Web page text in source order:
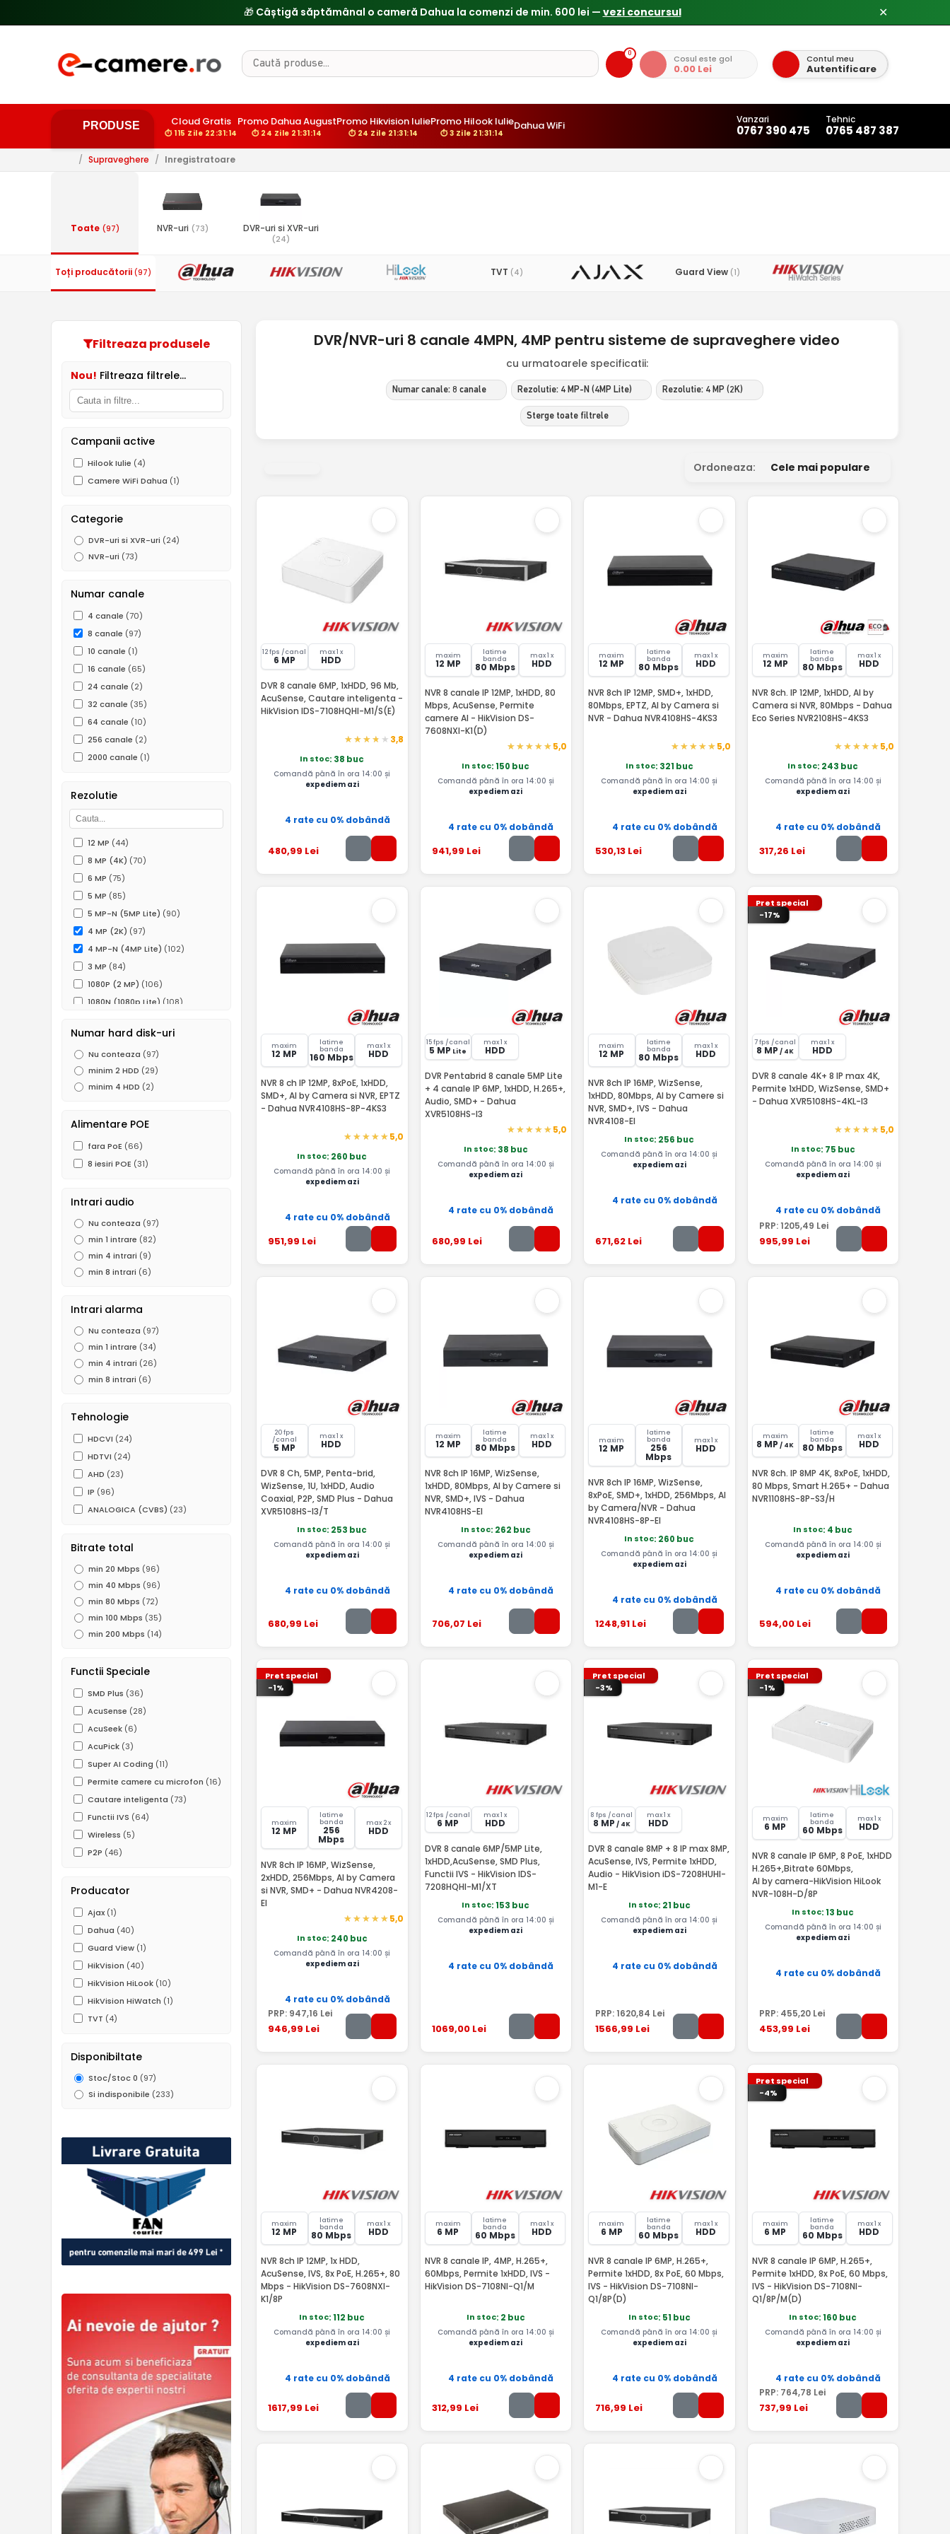
✕
0 Cosul este gol
0.00 Lei
Contul meu
Autentificare
PRODUSE Cloud Gratis
⏱ 115 Zile 22:31:13
Promo Dahua August
⏱ 24 Zile 21:31:13
Promo Hikvision Iulie
⏱ 24 Zile 21:31:13
Promo Hilook Iulie
⏱ 3 Zile 21:31:13
Dahua WiFi Vanzari
0767 390 475
Tehnic
0765 487 387
/ Supraveghere / Inregistratoare
Toate (97) NVR-uri (73) DVR-uri si XVR-uri
(24)
Toți producătorii (97) TVT (4) Guard View (1)
Filtreaza produsele
Nou! Filtreaza filtrele...
Campanii active
Hilook Iulie (4)
Camere WiFi Dahua (1)
Categorie
DVR-uri si XVR-uri (24)
NVR-uri (73)
Numar canale
4 canale (70)
8 canale (97)
10 canale (1)
16 canale (65)
24 canale (2)
32 canale (35)
64 canale (10)
256 canale (2)
2000 canale (1)
Rezolutie
12 MP (44)
8 MP (4K) (70)
6 MP (75)
5 MP (85)
5 MP-N (5MP Lite) (90)
4 MP (2K) (97)
4 MP-N (4MP Lite) (102)
3 MP (84)
1080P (2 MP) (106)
1080N (1080p Lite) (108)
720P (1MP) (90)
960H (0.5 MP)(52)
D1(5)
Numar hard disk-uri
Nu conteaza (97)
minim 2 HDD (29)
minim 4 HDD (2)
Alimentare POE
fara PoE (66)
8 iesiri POE (31)
Intrari audio
Nu conteaza (97)
min 1 intrare (82)
min 4 intrari (9)
min 8 intrari (6)
Intrari alarma
Nu conteaza (97)
min 1 intrare (34)
min 4 intrari (26)
min 8 intrari (6)
Tehnologie
HDCVI (24)
HDTVI (24)
AHD (23)
IP (96)
ANALOGICA (CVBS) (23)
Bitrate total
min 20 Mbps (96)
min 40 Mbps (96)
min 80 Mbps (72)
min 100 Mbps (35)
min 200 Mbps (14)
Functii Speciale
SMD Plus (36)
AcuSense (28)
AcuSeek (6)
AcuPick (3)
Super AI Coding (11)
Permite camere cu microfon (16)
Cautare inteligenta (73)
Functii IVS (64)
Wireless (5)
P2P (46)
Producator
Ajax (1)
Dahua (40)
Guard View (1)
HikVision (40)
HikVision HiLook (10)
HikVision HiWatch (1)
TVT (4)
Disponibiltate
Stoc/Stoc 0 (97)
Si indisponibile (233)
DVR/NVR-uri 8 canale 4MPN, 4MP pentru sisteme de supraveghere video
cu urmatoarele specificatii:
Numar canale: 8 canale Rezolutie: 4 MP-N (4MP Lite) Rezolutie: 4 MP (2K)
Sterge toate filtrele
Ordoneaza: Cele mai populare
12 fps /canal
6 MP
max 1 x
HDD
DVR 8 canale 6MP, 1xHDD, 96 Mb,
AcuSense, Cautare inteligenta -
HikVision IDS-7108HQHI-M1/S(E)
3,8
In stoc: 38 buc
Comandă până în ora 14:00 și
expediem azi
4 rate cu 0% dobândă
480,99 Lei
maxim
12 MP
latime
banda
80 Mbps
max 1 x
HDD
NVR 8 canale IP 12MP, 1xHDD, 80
Mbps, AcuSense, Permite
camere AI - HikVision DS-
7608NXI-K1(D)
5,0
In stoc: 150 buc
Comandă până în ora 14:00 și
expediem azi
4 rate cu 0% dobândă
941,99 Lei
maxim
12 MP
latime
banda
80 Mbps
max 1 x
HDD
NVR 8ch IP 12MP, SMD+, 1xHDD,
80Mbps, EPTZ, AI by Camera si
NVR - Dahua NVR4108HS-4KS3
5,0
In stoc: 321 buc
Comandă până în ora 14:00 și
expediem azi
4 rate cu 0% dobândă
530,13 Lei
maxim
12 MP
latime
banda
80 Mbps
max 1 x
HDD
NVR 8ch. IP 12MP, 1xHDD, AI by
Camera si NVR, 80Mbps - Dahua
Eco Series NVR2108HS-4KS3
5,0
In stoc: 243 buc
Comandă până în ora 14:00 și
expediem azi
4 rate cu 0% dobândă
317,26 Lei
maxim
12 MP
latime
banda
160 Mbps
max 1 x
HDD
NVR 8 ch IP 12MP, 8xPoE, 1xHDD,
SMD+, AI by Camera si NVR, EPTZ
- Dahua NVR4108HS-8P-4KS3
5,0
In stoc: 260 buc
Comandă până în ora 14:00 și
expediem azi
4 rate cu 0% dobândă
951,99 Lei
15 fps /canal
5 MP Lite
max 1 x
HDD
DVR Pentabrid 8 canale 5MP Lite
+ 4 canale IP 6MP, 1xHDD, H.265+,
Audio, SMD+ - Dahua
XVR5108HS-I3
5,0
In stoc: 38 buc
Comandă până în ora 14:00 și
expediem azi
4 rate cu 0% dobândă
680,99 Lei
maxim
12 MP
latime
banda
80 Mbps
max 1 x
HDD
NVR 8ch IP 16MP, WizSense,
1xHDD, 80Mbps, AI by Camere si
NVR, SMD+, IVS - Dahua
NVR4108-EI
In stoc: 256 buc
Comandă până în ora 14:00 și
expediem azi
4 rate cu 0% dobândă
671,62 Lei
Pret special
-17%
7 fps /canal
8 MP / 4K
max 1 x
HDD
DVR 8 canale 4K+ 8 IP max 4K,
Permite 1xHDD, WizSense, SMD+
- Dahua XVR5108HS-4KL-I3
5,0
In stoc: 75 buc
Comandă până în ora 14:00 și
expediem azi
4 rate cu 0% dobândă
PRP: 1205,49 Lei
995,99 Lei
20 fps
/canal
5 MP
max 1 x
HDD
DVR 8 Ch, 5MP, Penta-brid,
WizSense, 1U, 1xHDD, Audio
Coaxial, P2P, SMD Plus - Dahua
XVR5108HS-I3/T
In stoc: 253 buc
Comandă până în ora 14:00 și
expediem azi
4 rate cu 0% dobândă
680,99 Lei
maxim
12 MP
latime
banda
80 Mbps
max 1 x
HDD
NVR 8ch IP 16MP, WizSense,
1xHDD, 80Mbps, AI by Camere si
NVR, SMD+, IVS - Dahua
NVR4108HS-EI
In stoc: 262 buc
Comandă până în ora 14:00 și
expediem azi
4 rate cu 0% dobândă
706,07 Lei
maxim
12 MP
latime
banda
256
Mbps
max 1 x
HDD
NVR 8ch IP 16MP, WizSense,
8xPoE, SMD+, 1xHDD, 256Mbps, AI
by Camera/NVR - Dahua
NVR4108HS-8P-EI
In stoc: 260 buc
Comandă până în ora 14:00 și
expediem azi
4 rate cu 0% dobândă
1248,91 Lei
maxim
8 MP / 4K
latime
banda
80 Mbps
max 1 x
HDD
NVR 8ch. IP 8MP 4K, 8xPoE, 1xHDD,
80 Mbps, Smart H.265+ - Dahua
NVR1108HS-8P-S3/H
In stoc: 4 buc
Comandă până în ora 14:00 și
expediem azi
4 rate cu 0% dobândă
594,00Lei
Pret special
-1%
maxim
12 MP
latime
banda
256
Mbps
max 2 x
HDD
NVR 8ch IP 16MP, WizSense,
2xHDD, 256Mbps, AI by Camera
si NVR, SMD+ - Dahua NVR4208-
EI
5,0
In stoc: 240 buc
Comandă până în ora 14:00 și
expediem azi
4 rate cu 0% dobândă
PRP: 947,16 Lei
946,99 Lei
12 fps /canal
6 MP
max 1 x
HDD
DVR 8 canale 6MP/5MP Lite,
1xHDD,AcuSense, SMD Plus,
Functii IVS - HikVision IDS-
7208HQHI-M1/XT
In stoc: 153 buc
Comandă până în ora 14:00 și
expediem azi
4 rate cu 0% dobândă
1069,00Lei
Pret special
-3%
8 fps /canal
8 MP / 4K
max 1 x
HDD
DVR 8 canale 8MP + 8 IP max 8MP,
AcuSense, IVS, Permite 1xHDD,
Audio - HikVision iDS-7208HUHI-
M1-E
In stoc: 21 buc
Comandă până în ora 14:00 și
expediem azi
4 rate cu 0% dobândă
PRP: 1620,84 Lei
1566,99 Lei
Pret special
-1%
maxim
6 MP
latime
banda
60 Mbps
max 1 x
HDD
NVR 8 canale IP 6MP, 8 PoE, 1xHDD
H.265+,Bitrate 60Mbps,
AI by camera-HikVision HiLook
NVR-108H-D/8P
In stoc: 13 buc
Comandă până în ora 14:00 și
expediem azi
4 rate cu 0% dobândă
PRP: 455,20Lei
453,99 Lei
maxim
12 MP
latime
banda
80 Mbps
max 1 x
HDD
NVR 8ch IP 12MP, 1x HDD,
AcuSense, IVS, 8x PoE, H.265+, 80
Mbps - HikVision DS-7608NXI-
K1/8P
In stoc: 112 buc
Comandă până în ora 14:00 și
expediem azi
4 rate cu 0% dobândă
1617,99 Lei
maxim
6 MP
latime
banda
60 Mbps
max 1 x
HDD
NVR 8 canale IP, 4MP, H.265+,
60Mbps, Permite 1xHDD, IVS -
HikVision DS-7108NI-Q1/M
In stoc: 2 buc
Comandă până în ora 14:00 și
expediem azi
4 rate cu 0% dobândă
312,99 Lei
maxim
6 MP
latime
banda
60 Mbps
max 1 x
HDD
NVR 8 canale IP 6MP, H.265+,
Permite 1xHDD, 8x PoE, 60 Mbps,
IVS - HikVision DS-7108NI-
Q1/8P(D)
In stoc: 51 buc
Comandă până în ora 14:00 și
expediem azi
4 rate cu 0% dobândă
716,99 Lei
Pret special
-4%
maxim
6 MP
latime
banda
60 Mbps
max 1 x
HDD
NVR 8 canale IP 6MP, H.265+,
Permite 1xHDD, 8x PoE, 60 Mbps,
IVS - HikVision DS-7108NI-
Q1/8P/M(D)
In stoc: 160 buc
Comandă până în ora 14:00 și
expediem azi
4 rate cu 0% dobândă
PRP: 764,78 Lei
737,99 Lei